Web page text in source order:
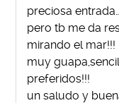
preciosa
pero tb me da
mirando el mar!!!
muy
preferidos!!!
un saludo y